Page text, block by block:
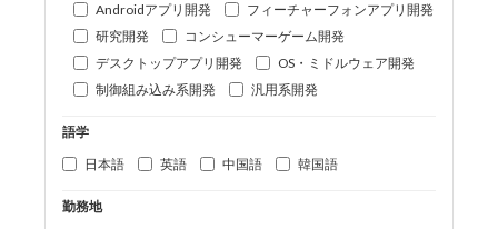
Androidアプリ開発
フィーチャーフォンアプリ開発
研究開発
コンシューマーゲーム開発
デスクトップアプリ開発
OS・ミドルウェア開発
制御組み込み系開発
汎用系開発
語学
日本語
英語 中国語 韓国語
勤務地